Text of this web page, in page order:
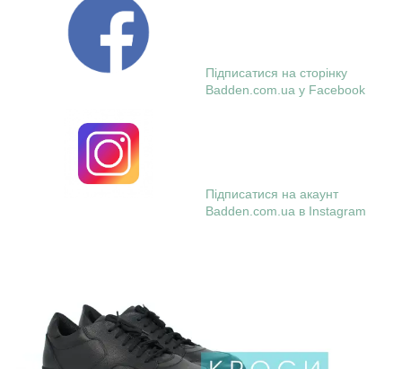
Підписатися на сторінку
Badden.com.ua у Facebook
Підписатися на акаунт
Badden.com.ua в Instagram